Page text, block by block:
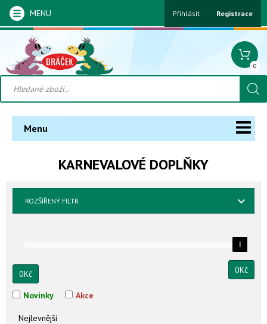
MENU Přihlásit Registrace
0
Menu
KARNEVALOVÉ DOPLŇKY
ROZŠÍŘENÝ FILTR
0Kč 0Kč
Novinky Akce
Nejlevnější